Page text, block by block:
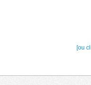
[ou